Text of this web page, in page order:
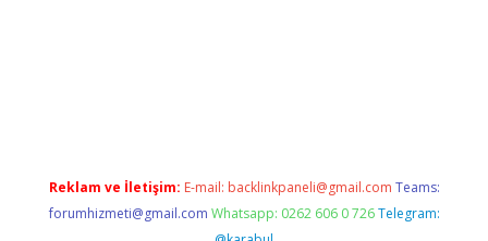
Reklam ve İletişim: E-mail: backlinkpaneli@gmail.com Teams:
forumhizmeti@gmail.com Whatsapp: 0262 606 0 726 Telegram: